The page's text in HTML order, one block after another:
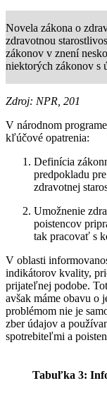
Novela zákona o
zdravotnou
zákonov v znení
niektorých zákonov s
Zdroj: NPR, 201
V národnom
kľúčové opatrenia:
Definícia
predpokladu
zdravotnej
Umožnenie
poistencov
tak pracovať s
V oblasti
indikátorov kvality,
prijateľnej podobe.
avšak máme obavu o
problémom nie je
zber údajov a
spotrebiteľmi a
Tabuľka 3: